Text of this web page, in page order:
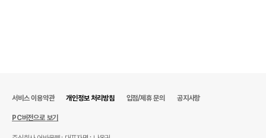
서비스 이용약관 개인정보 처리방침 입점/제휴 문의 공지사항
PC버전으로 보기